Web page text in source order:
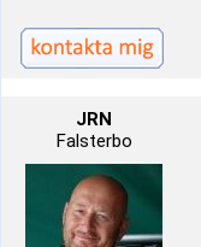
JRN
Falsterbo